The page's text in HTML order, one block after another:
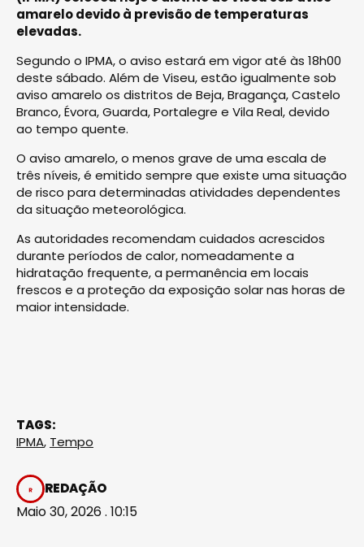
amarelo devido à previsão de temperaturas
elevadas.
Segundo o IPMA, o aviso estará em vigor até às 18h00
deste sábado. Além de Viseu, estão igualmente sob
aviso amarelo os distritos de Beja, Bragança, Castelo
Branco, Évora, Guarda, Portalegre e Vila Real, devido
ao tempo quente.
O aviso amarelo, o menos grave de uma escala de
três níveis, é emitido sempre que existe uma situação
de risco para determinadas atividades dependentes
da situação meteorológica.
As autoridades recomendam cuidados acrescidos
durante períodos de calor, nomeadamente a
hidratação frequente, a permanência em locais
frescos e a proteção da exposição solar nas horas de
maior intensidade.
TAGS:
IPMA, Tempo
REDAÇÃO
Maio 30, 2026 . 10:15